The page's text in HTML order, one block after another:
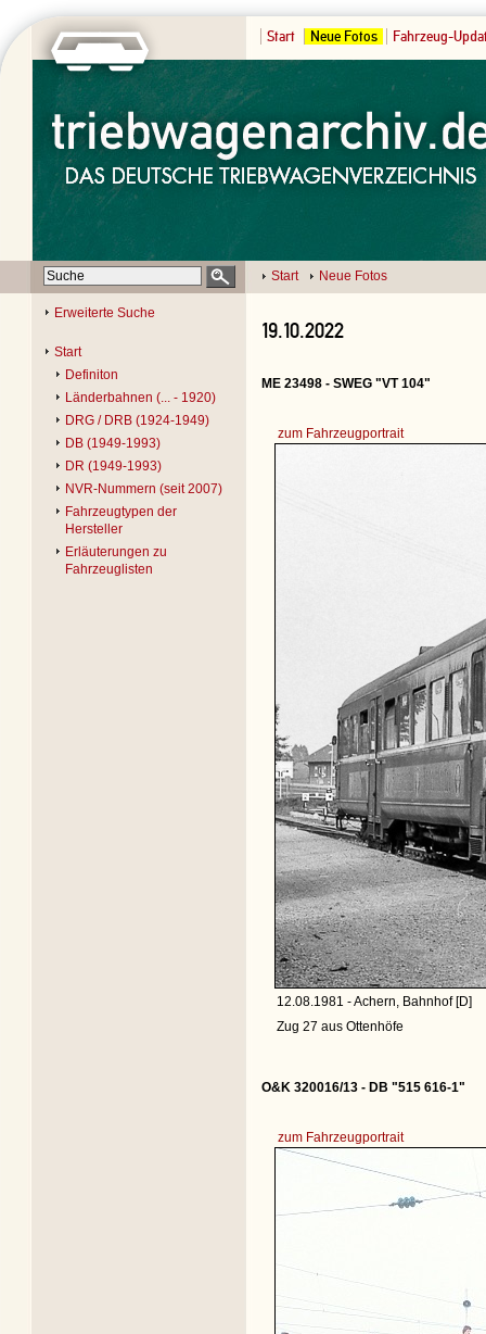
Start Neue Fotos Fahrzeug-
Start Neue Fotos
Erweiterte Suche
Start
Definiton
Länderbahnen (... - 1920)
DRG / DRB (1924-1949)
DB (1949-1993)
DR (1949-1993)
NVR-Nummern (seit 2007)
Fahrzeugtypen der
Hersteller
Erläuterungen zu
Fahrzeuglisten
19.10.2022
ME 23498 - SWEG "VT 104"
zum Fahrzeugportrait
12.08.1981 - Achern, Bahnhof [D]
Zug 27 aus Ottenhöfe
O&K 320016/13 - DB "515 616-1"
zum Fahrzeugportrait